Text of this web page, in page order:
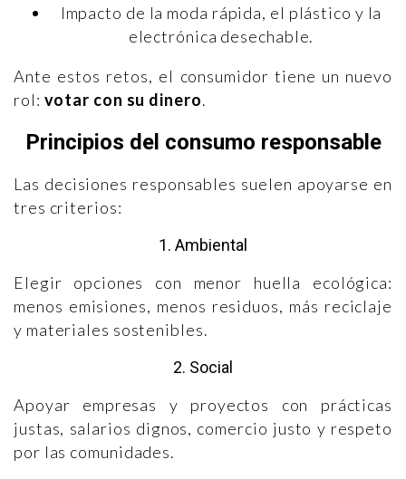
Impacto de la moda rápida, el plástico y la
electrónica desechable.
Ante estos retos, el consumidor tiene un nuevo
rol: votar con su dinero.
Principios del consumo responsable
Las decisiones responsables suelen apoyarse en
tres criterios:
1. Ambiental
Elegir opciones con menor huella ecológica:
menos emisiones, menos residuos, más reciclaje
y materiales sostenibles.
2. Social
Apoyar empresas y proyectos con prácticas
justas, salarios dignos, comercio justo y respeto
por las comunidades.